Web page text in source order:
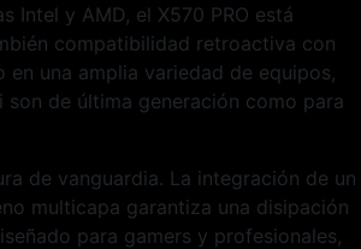
y AMD, el X570 PRO está
compatibilidad retroactiva con
una amplia variedad de equipos,
de última generación como para
de vanguardia. La integración de un
multicapa garantiza una disipación
para gamers y profesionales,